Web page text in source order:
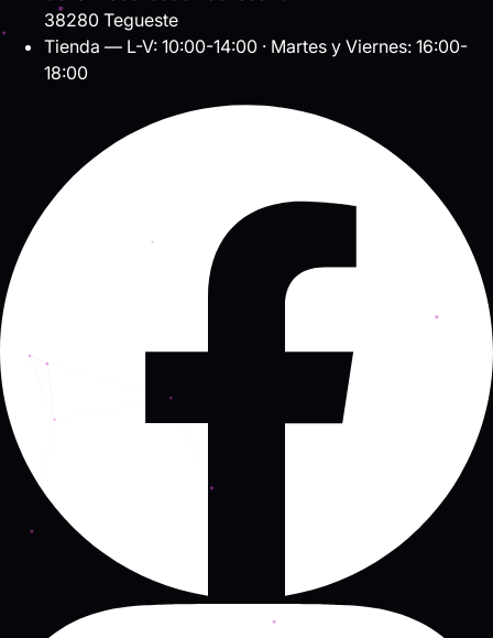
38280 Tegueste
Tienda — L-V: 10:00-14:00 · Martes y Viernes: 16:00-
18:00